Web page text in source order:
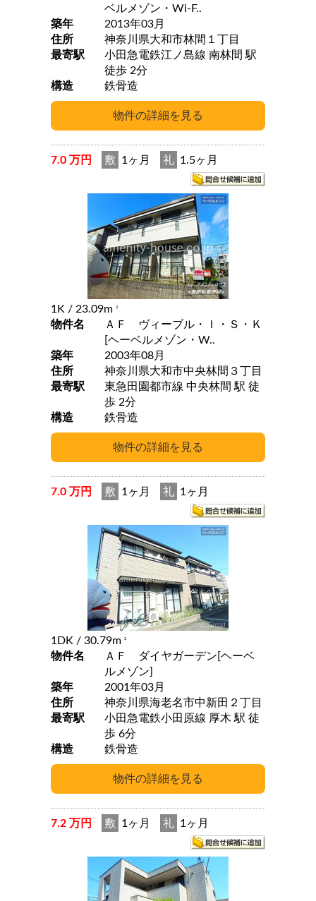
ベルメゾン・Wi-F..
築年
2013年03月
住所
神奈川県大和市林間１丁目
最寄駅
小田急電鉄江ノ島線 南林間 駅
徒歩 2分
構造
鉄骨造
7.0 万円 敷 1ヶ月 礼 1.5ヶ月
1K / 23.09m 2
物件名
ＡＦ ヴィーブル・Ｉ・Ｓ・Ｋ
[ヘーベルメゾン・W..
築年
2003年08月
住所
神奈川県大和市中央林間３丁目
最寄駅
東急田園都市線 中央林間 駅 徒
歩 2分
構造
鉄骨造
7.0 万円 敷 1ヶ月 礼 1ヶ月
1DK / 30.79m 2
物件名
ＡＦ ダイヤガーデン[ヘーベ
ルメゾン]
築年
2001年03月
住所
神奈川県海老名市中新田２丁目
最寄駅
小田急電鉄小田原線 厚木 駅 徒
歩 6分
構造
鉄骨造
7.2 万円 敷 1ヶ月 礼 1ヶ月